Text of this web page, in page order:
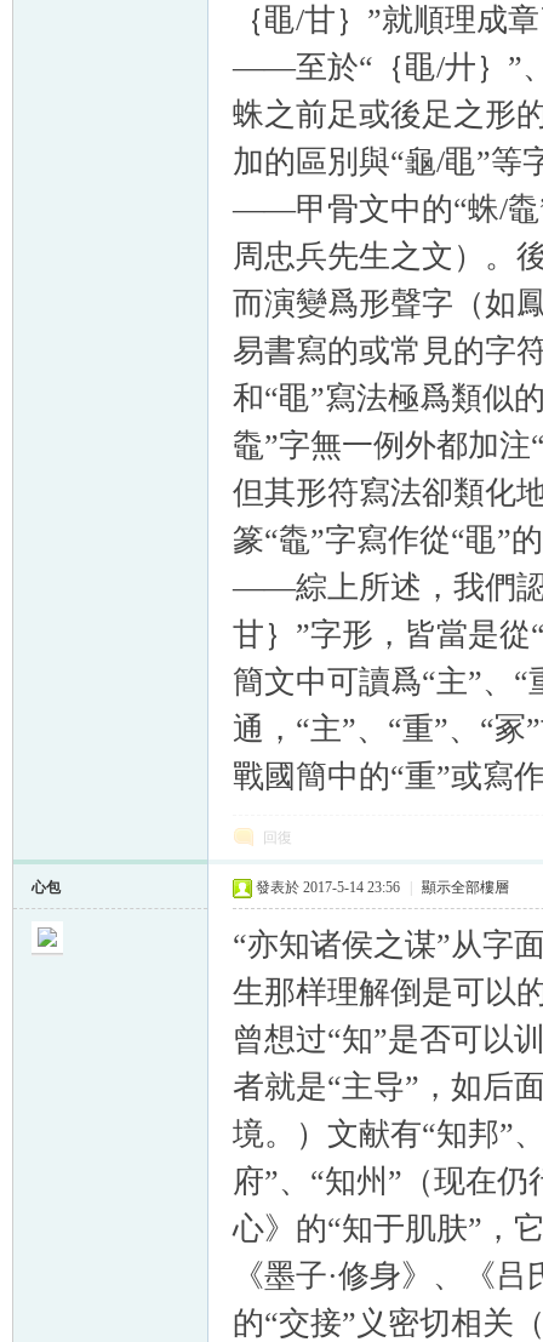
｛黽/甘｝”就順理成
——至於“｛黽/廾｝”
蛛之前足或後足之形
加的區別與“龜/黽”等
——甲骨文中的“蛛/
周忠兵先生之文）。
而演變爲形聲字（如
易書寫的或常見的字
和“黽”寫法極爲類似
鼄”字無一例外都加
但其形符寫法卻類化
篆“鼄”字寫作從“黽”
——綜上所述，我們
甘｝”字形，皆當是從
簡文中可讀爲“主”、“
通，“主”、“重”、“
戰國簡中的“重”或寫
回復
心包 發表於 2017-5-14 23:56 顯示全部樓層
“亦知诸侯之谋”从字
生那样理解倒是可以
曾想过“知”是否可以
者就是“主导”，如后
境。）文献有“知邦
府”、“知州”（现在
心》的“知于肌肤”，
《墨子·修身》、《
的“交接”义密切相关